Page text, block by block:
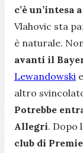
c’è
Vlahovic sta
è naturale.
avanti il
Lewandowski
altro
Potrebbe
Allegri. Dopo
club di